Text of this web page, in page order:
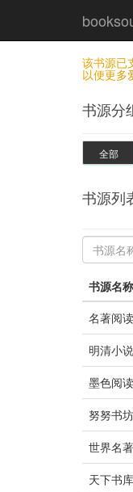
该书源已
以便更多
书源分
全部
书源列
书源名称
名著阅
明清小
墨色阅
努努书
世界名
天下书